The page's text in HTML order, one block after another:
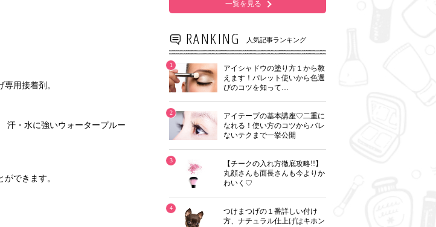
用接着剤。
汗・水に強いウォータープルー
できます。
一覧を見る
RANKING 人気記事ランキング
1
アイシャドウの塗り方１から教
えます！パレット使いから色選
びのコツを知って…
2
アイテープの基本講座♡二重に
なれる！使い方のコツからバレ
ないテクまで一挙公開
3
【チークの入れ方徹底攻略!!】
丸顔さんも面長さんも今よりか
わいく♡
4
つけまつげの１番詳しい付け
方、ナチュラル仕上げはキホン